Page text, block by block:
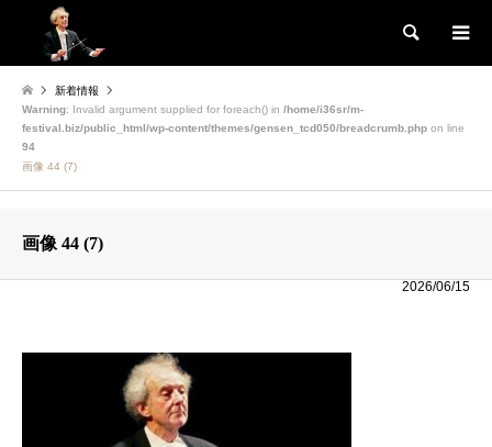
検索
新着情報
Warning: Invalid argument supplied for foreach() in /home/i36sr/m-
festival.biz/public_html/wp-content/themes/gensen_tcd050/breadcrumb.php on line
94
画像 44 (7)
画像 44 (7)
2026/06/15